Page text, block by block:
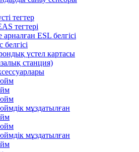
тегтер
тегтері
арналған ESL белгісі
үстел картасы
станция)
мұздатылған
мұздатылған